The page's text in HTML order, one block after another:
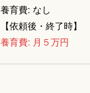
養育費: なし
【依頼後・終了時】
養育費: 月５万円